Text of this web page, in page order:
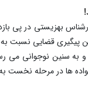
بهزیستی در پی
به سنین نوجوانی می
ها در مرحله